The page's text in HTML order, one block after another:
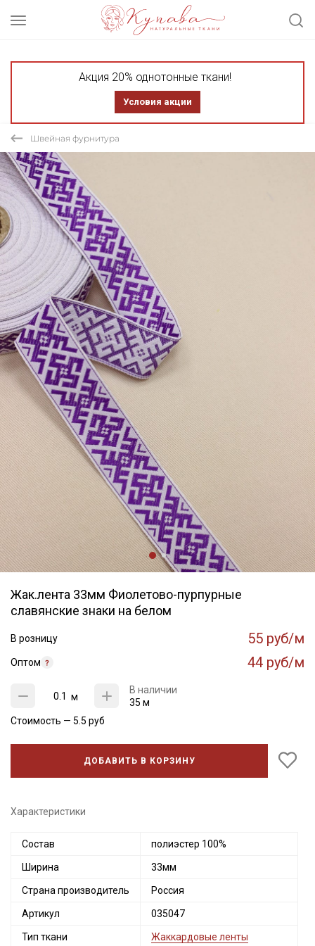
Акция 20% однотонные ткани!
Условия акции
Швейная фурнитура
Жак.лента 33мм Фиолетово-пурпурные
славянские знаки на белом
В розницу 55 руб/м
Оптом 44 руб/м
м
В наличии
35 м
Стоимость — 5.5 руб
ДОБАВИТЬ В КОРЗИНУ
Характеристики
Состав полиэстер 100%
Ширина 33мм
Страна производитель Россия
Артикул 035047
Тип ткани Жаккардовые ленты
Секретная рассылка от Купава
Мы публикуем здесь дополнительные
промокоды и скидки до 30% на узкие
категории тканей
Электронная почта